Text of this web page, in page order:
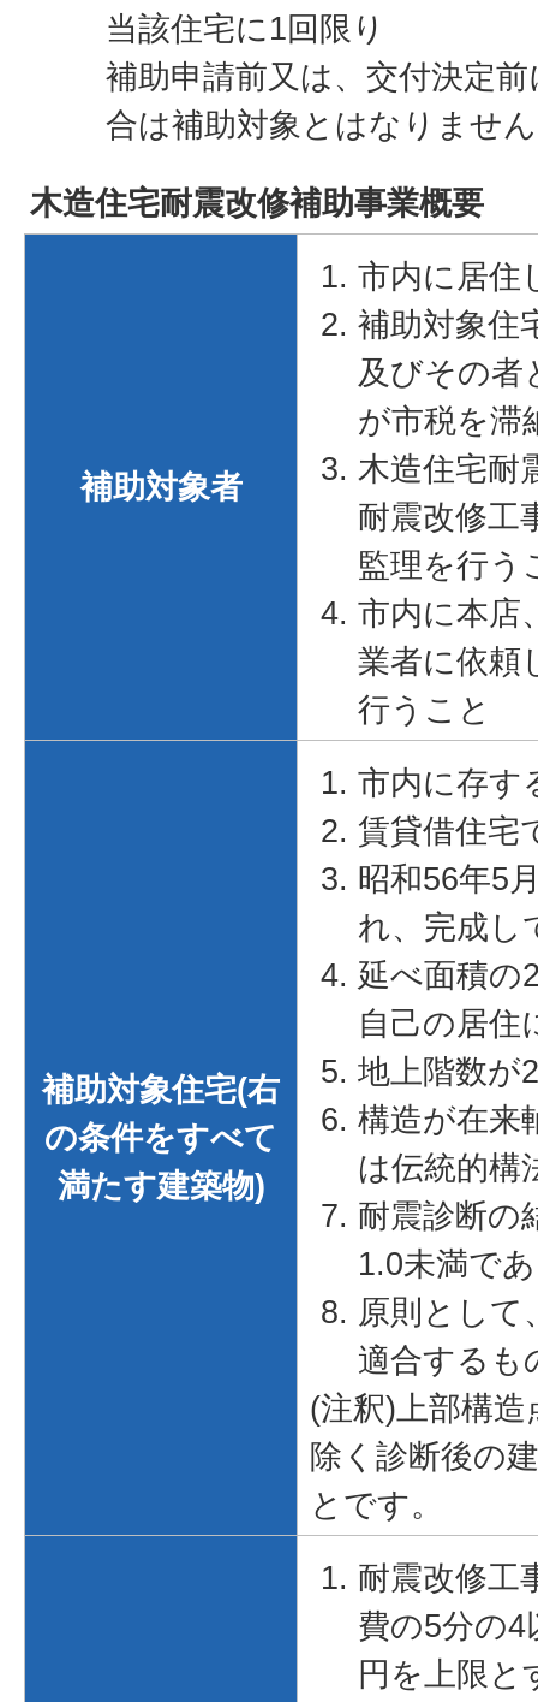
当該住宅に1回限り
補助申請前又は、交付決定
合は補助対象とはなりませ
木造住宅耐震改修補助事業概要
補助対象者
市内に居住
補助対象住
及びその者
が市税を滞
木造住宅耐
耐震改修工
監理を行う
市内に本店
業者に依頼
行うこと
補助対象住宅(右
の条件をすべて
満たす建築物)
市内に存す
賃貸借住宅
昭和56年5
れ、完成し
延べ面積の
自己の居住
地上階数が
構造が在来
は伝統的構
耐震診断の
1.0未満で
原則として
適合するも
(注釈)上部構
除く診断後の
とです。
耐震改修工
費の5分の4
円を上限と